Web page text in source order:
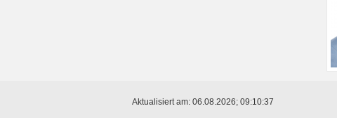
Aktualisiert am: 06.08.2026; 09:10:37